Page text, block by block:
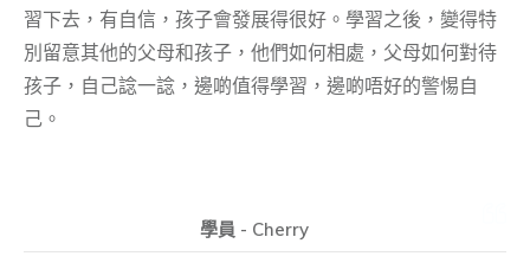
習下去，有自信，孩子會發展得很好。學習之後，變得特
別留意其他的父母和孩子，他們如何相處，父母如何對待
孩子，自己諗一諗，邊啲值得學習，邊啲唔好的警惕自
己。
學員 - Cherry